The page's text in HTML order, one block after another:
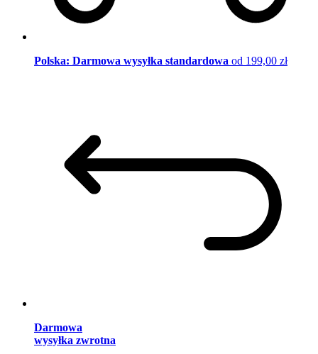
Polska: Darmowa wysyłka standardowa od 199,00 zł
Darmowa
wysyłka zwrotna